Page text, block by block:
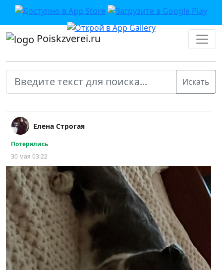
Poiskzverei.ru
Елена Строгая
Потерялись
30 мая 03:22